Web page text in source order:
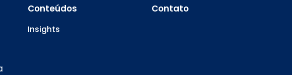
Conteúdos
Insights
Contato